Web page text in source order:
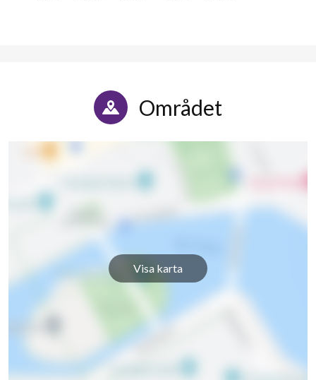
Området
Visa karta